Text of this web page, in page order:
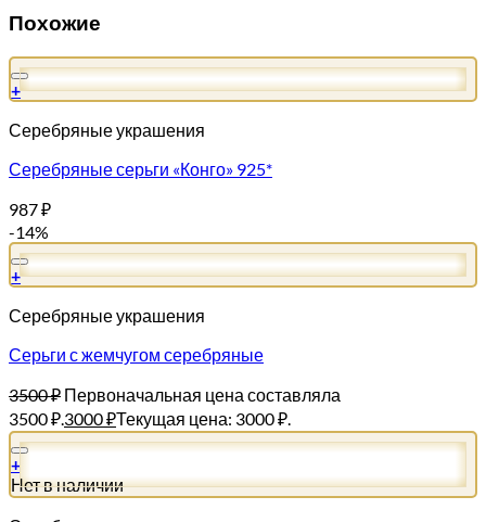
Похожие
+
Серебряные украшения
Серебряные серьги «Конго» 925*
987₽
-14%
+
Серебряные украшения
Серьги с жемчугом серебряные
3500₽ Первоначальная цена составляла
3500 ₽.3000₽Текущая цена: 3000 ₽.
+
Нет в наличии